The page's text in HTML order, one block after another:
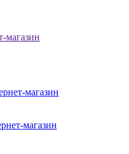
магазин
магазин
магазин